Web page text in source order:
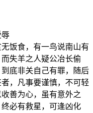
饭食，有一鸟说南山有
失羊之人疑公冶长偷
底非关自己有罪，随后
，凡事要谨慎，不可轻
善为心，虽有意外之
必有救星，可逢凶化